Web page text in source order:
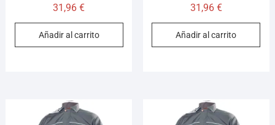
31,96€
Añadir al carrito
31,96 €
Añadir al carrito